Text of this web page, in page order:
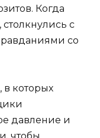
Когда
с
со
в которых
давление и